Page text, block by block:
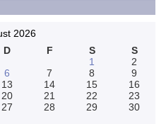
2026
D F S
S
1
2
6 7 8
9
13 14 15
16
20 21 22
23
27 28 29
30